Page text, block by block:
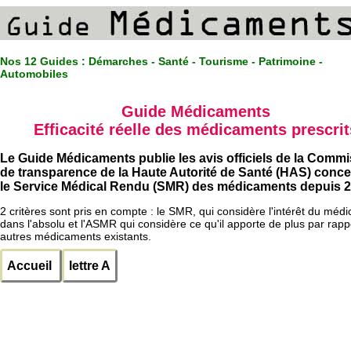
Nos 12 Guides : Démarches - Santé - Tourisme - Patrimoine -
Automobiles
Guide Médicaments
Efficacité réelle des médicaments
Le Guide Médicaments publie les avis officiels de la
de transparence de la Haute Autorité de Santé (HAS)
le Service Médical Rendu (SMR) des médicaments depuis
2 critères sont pris en compte : le SMR, qui considère l'intérêt du
dans l'absolu et l'ASMR qui considère ce qu'il apporte de plus par
autres médicaments existants.
Accueil lettre A